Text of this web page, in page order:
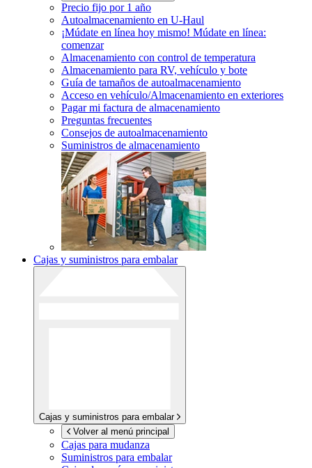
Precio fijo por 1 año
Autoalmacenamiento en U-Haul
¡Múdate en línea hoy mismo! Múdate en línea:
comenzar
Almacenamiento con control de temperatura
Almacenamiento para RV, vehículo y bote
Guía de tamaños de autoalmacenamiento
Acceso en vehículo/Almacenamiento en exteriores
Pagar mi factura de almacenamiento
Preguntas frecuentes
Consejos de autoalmacenamiento
Suministros de almacenamiento
Cajas y suministros para embalar
Cajas y suministros para embalar
Volver al menú principal
Cajas para mudanza
Suministros para embalar